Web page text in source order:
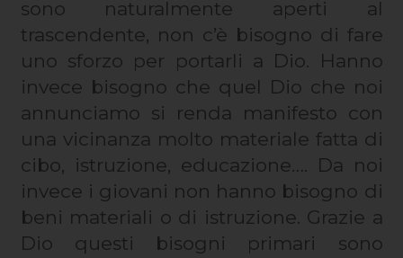
sono naturalmente aperti al
trascendente, non c’è bisogno di fare
uno sforzo per portarli a Dio. Hanno
invece bisogno che quel Dio che noi
annunciamo si renda manifesto con
una vicinanza molto materiale fatta di
cibo, istruzione, educazione…. Da noi
invece i giovani non hanno bisogno di
beni materiali o di istruzione. Grazie a
Dio questi bisogni primari sono